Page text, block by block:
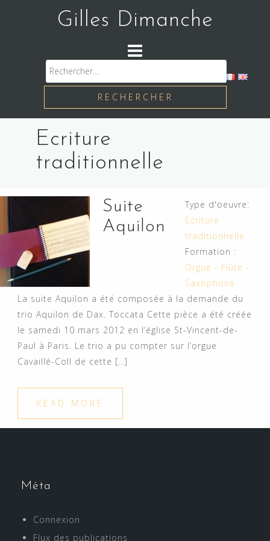
Gilles Dimanche
Rechercher :
Ecriture
traditionnelle
Suite
Aquilon
Type d'oeuvre:
Ecriture
traditionnelle
Formation :
Orgue - Flûte -
Saxophone
La suite Aquilon a été composée à la demande du
trio Aquilon de Dax. Toccata Cette pièce a été créée
le samedi 10 mars 2012 en l’église St-Vincent-de-
Paul à Paris. Le trio a pu compter sur l’orgue
Cavaillé-Coll de cette […]
READ MORE
Méta
Connexion
Flux des publications